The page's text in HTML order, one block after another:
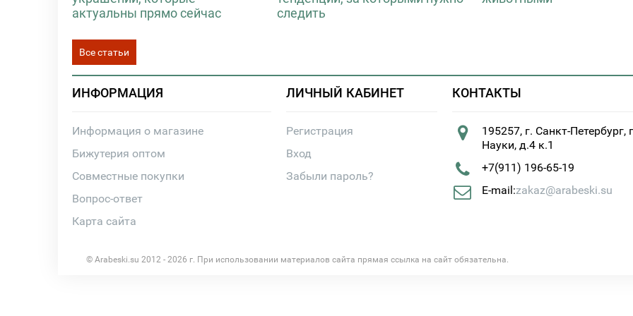
актуальны прямо сейчас
следить
Все статьи
ИНФОРМАЦИЯ
Информация о магазине
Бижутерия оптом
Совместные покупки
Вопрос-ответ
Карта сайта
ЛИЧНЫЙ КАБИНЕТ
Регистрация
Вход
Забыли пароль?
КОНТАКТЫ
195257, г. Санкт-Петербург,
Науки, д.4 к.1
+7(911) 196-65-19
E-mail:zakaz@arabeski.su
© Arabeski.su 2012 - 2026 г. При использовании материалов сайта прямая ссылка на сайт обязательна.